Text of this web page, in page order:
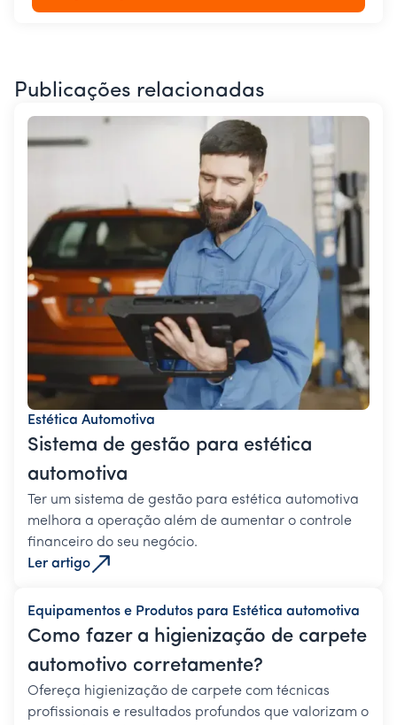
Publicações relacionadas
Estética Automotiva
Sistema de gestão para estética
automotiva
Ter um sistema de gestão para estética automotiva
melhora a operação além de aumentar o controle
financeiro do seu negócio.
Ler artigo
Equipamentos e Produtos para Estética automotiva
Como fazer a higienização de carpete
automotivo corretamente?
Ofereça higienização de carpete com técnicas
profissionais e resultados profundos que valorizam o